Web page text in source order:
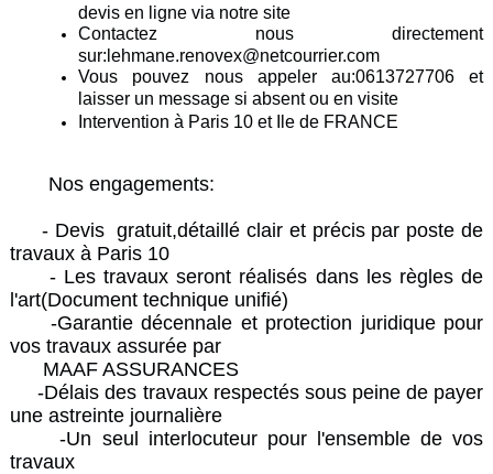
devis en ligne via notre site
Contactez nous directement
sur:lehmane.renovex@netcourrier.com
Vous pouvez nous appeler au:0613727706 et
laisser un message si absent ou en visite
Intervention à Paris 10 et Ile de FRANCE
Nos engagements:
- Devis gratuit,détaillé clair et précis par poste de
travaux à Paris 10
- Les travaux seront réalisés dans les règles de
l'art(Document technique unifié)
-Garantie décennale et protection juridique pour
vos travaux assurée par
MAAF ASSURANCES
-Délais des travaux respectés sous peine de payer
une astreinte journalière
-Un seul interlocuteur pour l'ensemble de vos
travaux